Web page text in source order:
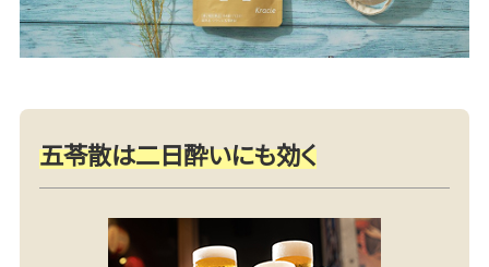
五苓散は二日酔いにも効く